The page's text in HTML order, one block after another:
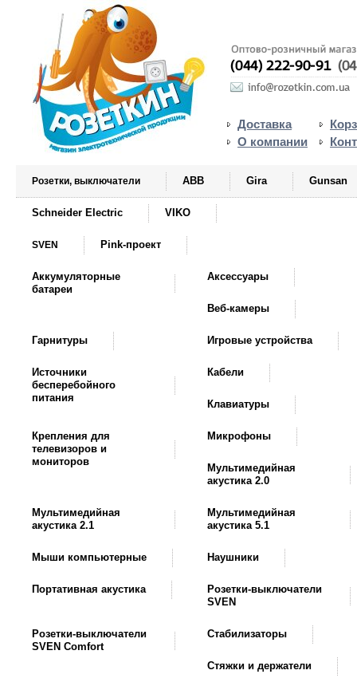
Доставка
О компании
Розетки, выключатели ABB Gira Gunsan
Schneider Electric VIKO
SVEN Pink-проект
Аккумуляторные
батареи
Аксессуары
Веб-камеры
Гарнитуры Игровые устройства
Источники
бесперебойного
питания
Кабели
Клавиатуры
Крепления для
телевизоров и
мониторов
Микрофоны
Мультимедийная
акустика 2.0
Мультимедийная
акустика 2.1
Мультимедийная
акустика 5.1
Мыши компьютерные Наушники
Портативная акустика
Розетки-выключатели
SVEN
Розетки-выключатели
SVEN Comfort
Стабилизаторы
Стяжки и держатели